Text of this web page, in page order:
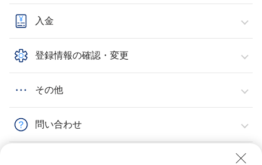
入金
登録情報の確認・変更
その他
問い合わせ